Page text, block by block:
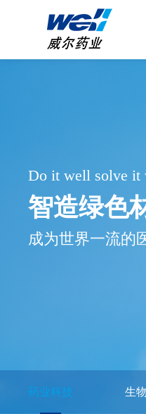
Do it well solve
智造绿色
成为世界一流的
药业科技 生